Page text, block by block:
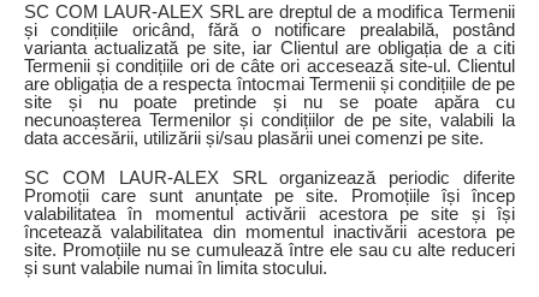
SC COM LAUR-ALEX SRL are dreptul de a modifica Termenii
și condițiile oricând, fără o notificare prealabilă, postând
varianta actualizată pe site, iar Clientul are obligația de a citi
Termenii și condițiile ori de câte ori accesează site-ul. Clientul
are obligația de a respecta întocmai Termenii și condițiile de pe
site și nu poate pretinde și nu se poate apăra cu
necunoașterea Termenilor și condițiilor de pe site, valabili la
data accesării, utilizării și/sau plasării unei comenzi pe site.
SC COM LAUR-ALEX SRL organizează periodic diferite
Promoții care sunt anunțate pe site. Promoțiile își încep
valabilitatea în momentul activării acestora pe site și își
încetează valabilitatea din momentul inactivării acestora pe
site. Promoțiile nu se cumulează între ele sau cu alte reduceri
și sunt valabile numai în limita stocului.